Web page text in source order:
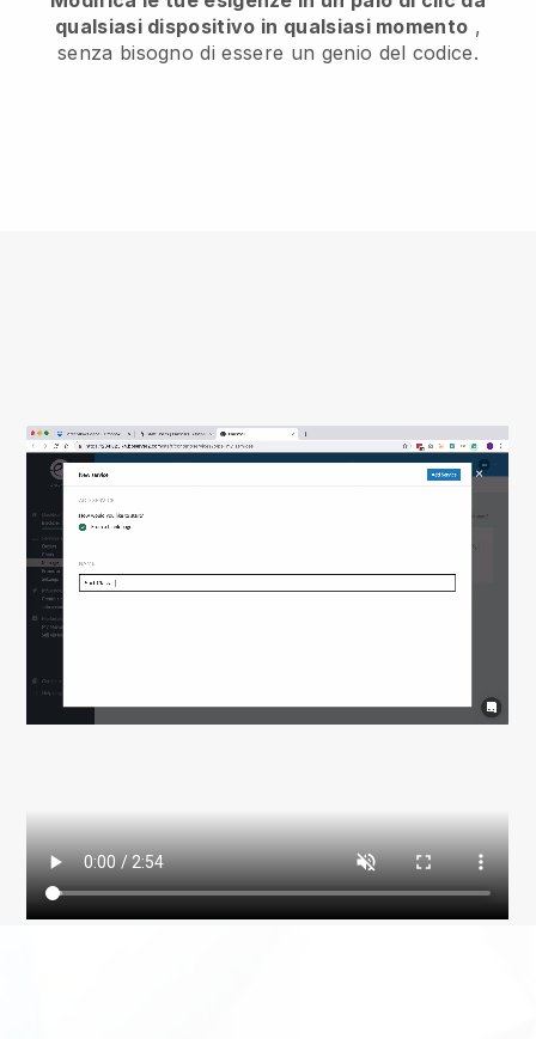
qualsiasi dispositivo in qualsiasi momento ,
senza bisogno di essere un genio del codice.